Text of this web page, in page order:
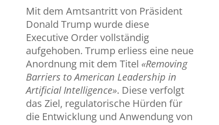
Mit dem Amtsantritt von Präsident
Donald Trump wurde diese
Executive Order vollständig
aufgehoben. Trump erliess eine neue
Anordnung mit dem Titel «Removing
Barriers to American Leadership in
Artificial Intelligence». Diese verfolgt
das Ziel, regulatorische Hürden für
die Entwicklung und Anwendung von